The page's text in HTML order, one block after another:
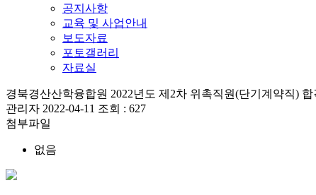
공지사항
교육 및 사업안내
보도자료
포토갤러리
자료실
경북경산산학융합원 2022년도 제2차 위촉직원(단기계약직) 합
관리자 2022-04-11 조회 : 627
첨부파일
없음